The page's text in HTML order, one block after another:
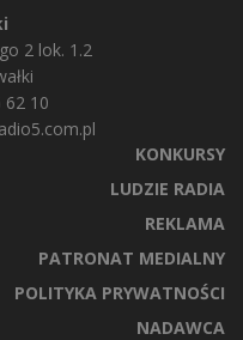
2 lok. 1.2
62 10
KONKURSY
LUDZIE RADIA
REKLAMA
PATRONAT MEDIALNY
POLITYKA PRYWATNOŚCI
NADAWCA